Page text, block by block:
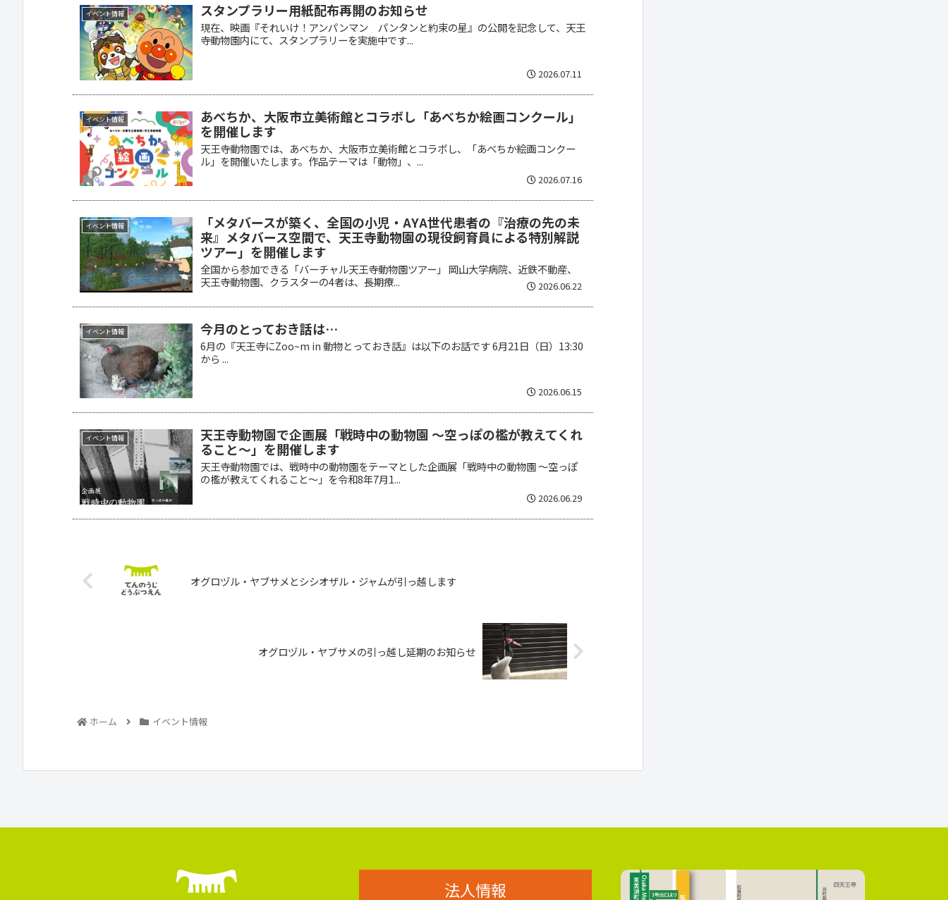
イベント情報 スタンプラリー用紙配布再開のお知らせ
現在、映画『それいけ！アンパンマン パンタンと約束の星』の公開を記念して、天王
寺動物園内にて、スタンプラリーを実施中です...
2026.07.11
イベント情報
あべちか、大阪市立美術館とコラボし「あべちか絵画コンクール」
を開催します
天王寺動物園では、あべちか、大阪市立美術館とコラボし、「あべちか絵画コンクー
ル」を開催いたします。作品テーマは「動物」、...
2026.07.16
イベント情報
「メタバースが築く、全国の小児・AYA世代患者の『治療の先の未
来』メタバース空間で、天王寺動物園の現役飼育員による特別解説
ツアー」を開催します
全国から参加できる「バーチャル天王寺動物園ツアー」 岡山大学病院、近鉄不動産、
天王寺動物園、クラスターの4者は、長期療...
2026.06.22
イベント情報 今月のとっておき話は…
6月の『天王寺にZoo~m in 動物とっておき話』は以下のお話です 6月21日（日）13:30
から ...
2026.06.15
イベント情報
天王寺動物園で企画展「戦時中の動物園 ～空っぽの檻が教えてくれ
ること～」を開催します
天王寺動物園では、戦時中の動物園をテーマとした企画展「戦時中の動物園 ～空っぽ
の檻が教えてくれること～」を令和8年7月1...
2026.06.29
オグロヅル・ヤブサメとシシオザル・ジャムが引っ越します
オグロヅル・ヤブサメの引っ越し延期のお知らせ
ホーム イベント情報
法人情報